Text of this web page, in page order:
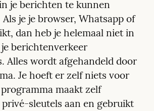
Als je je browser, Whatsapp of
dan heb je helemaal niet in
berichtenverkeer
Alles wordt afgehandeld door
Je hoeft er zelf niets voor
maakt zelf
sleutels aan en gebruikt